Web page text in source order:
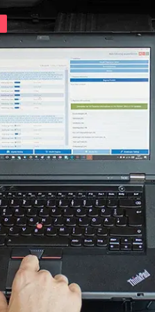
Elektronisches Wählhebel-
Fahrdynamik-Sitz vorne
Fahrdynamik-Sitz vorne
Feststellbremse (EPB / SBC)
Gateway
Getriebesteuerung
Heckklappe
Hintere Bedieneinheit
Informationsanzeige
Klimaanlage
Kombiinstrument
Kraftstoffpumpe
Lenksäuleneinheit
Lichtsteuerung
Lichtsteuerung links
Lichtsteuerung rechts